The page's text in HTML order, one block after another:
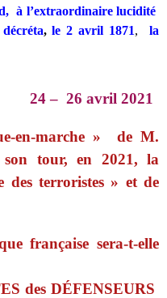
à l’extraordinaire lucidité
, le 2 avril 1871,
la
24 – 26 avril 2021
en-marche » de M.
tour, en 2021, la
des terroristes » et de
française sera-t-elle
des DÉFENSEURS